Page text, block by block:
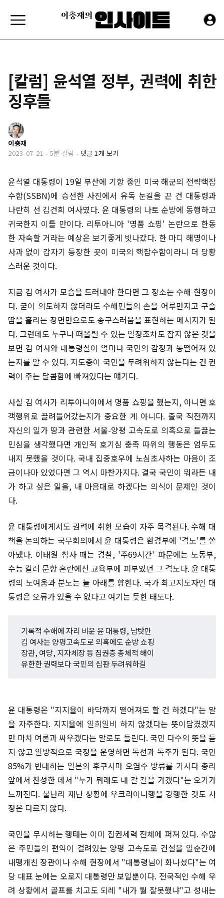
[칼럼] 윤석열 정부, 권력에 취한
징후들
이충재
2023-07-21 - 5분 걸림 - 댓글 1개 보기
윤석열 대통령이 19일 부산에 기항 중인 미국 해군의 전략핵잠
수함(SSBN)에 승선한 사진에서 유독 눈길을 끈 건 대통령과
나란히 선 김건희 여사였다. 윤 대통령의 나토 순방에 동행하고
귀국한지 이틀 만이다. 리투아니아 '명품 쇼핑' 논란으로 한동
한 자숙할 거라는 예상은 보기좋게 빗나갔다. 한 마디 해명이나
사과 없이 갑자기 등장한 곳이 미국의 핵잠수함이라니 더 당황
스러운 것이다.
지금 김 여사가 모습을 드러내야 한다면 그 장소는 수해 현장이
다. 굳이 의도하지 않더라도 수해민들의 손을 어루만지고 구슬
땀을 흘리는 장면만으로도 송구스러움을 표현하는 메시지가 된
다. 그런데도 누구나 떠올릴 수 있는 일정조차도 잡지 않은 것을
보면 김 여사와 대통령실이 얼마나 국민의 감정과 동떨어져 있
는지를 알 수 있다. 지도층이 국민을 두려워하지 않는다는 건 권
력이 주는 달콤함에 빠져있다는 얘기다.
사실 김 여사가 리투아니아에서 명품 쇼핑을 했는지, 아니면 호
객행위로 끌려들어갔는지가 중요한 게 아니다. 출국 직전까지
자신의 일가 땅과 관련한 서울-양평 고속도로 의혹으로 들끓는
민심을 생각했다면 개인적 호기심 충족 따위의 행동은 엄두도
내지 못했을 것이다. 국내 집중호우에 노심초사하는 마음이 조
금이나마 있었다면 그 역시 마찬가지다. 결국 국민이 뭐라든 내
가 하고 싶은 일을, 내 마음대로 하겠다는 의식이 문제인 것이
다.
윤 대통령에게서도 권력에 취한 모습이 자주 목격된다. 수해 대
책을 논의하는 국무회의에서 윤 대통령은 환경부에 '격노'를 쏟
아냈다. 이태원 참사 때는 경찰, '주69시간' 파문에는 노동부,
수능 킬러 문항 혼란에선 교육부에 퍼부었던 그 격노다. 윤 대통
령의 노여움과 분노는 늘 아래를 향한다. 국가 최고지도자인 대
통령은 오류가 있을 수 없다고 여기는 듯한 태도다.
기록적 수해에 자리 비운 윤 대통령, 남탓만
김 여사는 양평고속도로 의혹에도 순방 쇼핑
장관, 여당, 지자체장 등 집권층 총체적 해이
유한한 권력보다 국민의 심판 두려워하길
윤 대통령은 "지지율이 바닥까지 떨어져도 할 건 하겠다"는 말
을 자주한다. 지지율에 일희일비 하지 않겠다는 뜻이담겼겠지
만 마치 여론과 싸우겠다는 말로도 들린다. 국민 다수의 뜻을 듣
지 않고 일방적으로 국정을 운영하면 독선과 독주가 된다. 국민
85%가 반대하는 일본의 후쿠시마 오염수 방류를 기시다 총리
앞에서 찬성한 데서 "누가 뭐래도 내 갈 길을 가겠다"는 오기가
느껴진다. 물난리 재난 상황에 우크라이나행을 강행한 것도 사
정은 다르지 않다.
국민을 무시하는 행태는 이미 집권세력 전체에 퍼져 있다. 수많
은 주민들의 편익이 걸려있는 양평 고속도로 건설을 일순간에
내팽개친 장관이나 수해 현장에서 "대통령님이 화나셨다"는 여
당 대표 눈에는 오로지 대통령만 보일뿐이다. 전국적인 수해 우
려 상황에서 골프를 치고도 되레 "내가 뭘 잘못했냐"고 성내는